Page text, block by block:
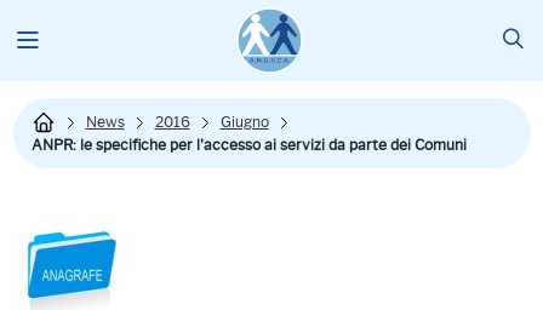
News 2016
Giugno
ANPR: le specifiche per l'accesso ai servizi da parte dei Comuni